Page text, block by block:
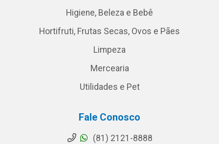
Higiene, Beleza e Bebê
Hortifruti, Frutas Secas, Ovos e Pães
Limpeza
Mercearia
Utilidades e Pet
Fale Conosco
(81) 2121-8888